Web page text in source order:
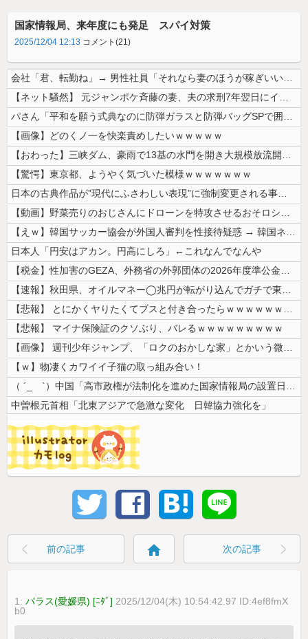
国家情報局、来年度にも発足 スパイ対策
2025/12/04 12:13 コメント(21)
会社「君、転勤ね」→ 男性社員「それなら妻のほうが稼ぎいいんで辞めます...
【ネット騒然】 元ジャンポケ斉藤の妻、夫の求刑7年翌日にインスタ更新！...
パさん「平和を願う式典なのに防弾ガラスと防弾バッグSPで囲まれた壇上で...
【画像】どのくノ一を快楽責めしたいｗｗｗｗｗ
【おわった】三峡ダム、豪雨で13基の水門を開き大規模放流開始か 下流の...
【驚愕】東京都、ようやく気づいた模様ｗｗｗｗｗｗｗ
日本の古典作品が”現代にふさわしい表現”に強制変更される事態が進行中、...
【動画】野菜売りのおじさんにドローンを特攻させるおそロシア。
【えｗ】韓国サッカー協会が外国人審判を性接待疑惑 → 韓国ネットに動揺...
日本人「円安はアカン。円高にしろ」←これなんでなんや
【税金】性加害のGEZA、外務省の外郭団体の2026年度準公金事業に選...
【速報】秋田県、オイルマネー◯兆円が転がり込んでガチで東北最強へ
【悲報】 とにかくヤりたくてブスと付き合ったらｗｗｗｗｗｗｗｗｗｗｗｗ...
【悲報】 マイナ保険証のクソぶり、バレるｗｗｗｗｗｗｗｗｗ
【画像】 週刊少年ジャンプ、「ロクのおかしな家」とかいう微妙な漫画を巻...
【ｗ】物凄くカワイイ子猫の取っ組み合い！
（ ´_ゝ`）中国「高市政権が法制化を進めた国家情報局の設置日が7月3...
中曽根元首相「北東アジアで急激な変化 日韓協力強化を」
前の記事 home 次の記事
1:パラス(愛媛県) [ﾆﾀﾞ] 2025/12/04(木) 10:54:42.97 ID:4ef8fmX
b0